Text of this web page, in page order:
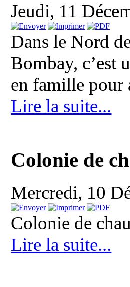
Jeudi, 11
Dans le Nord
Bombay, c’est
en famille pour
Lire la suite...
Colonie de
Mercredi, 10
Colonie de
Lire la suite...